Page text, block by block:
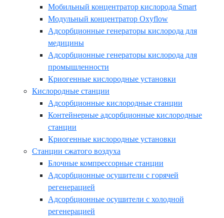
Мобильный концентратор кислорода Smart
Модульный концентратор Oxyflow
Адсорбционные генераторы кислорода для
медицины
Адсорбционные генераторы кислорода для
промышленности
Криогенные кислородные установки
Кислородные станции
Адсорбционные кислородные станции
Контейнерные адсорбционные кислородные
станции
Криогенные кислородные установки
Станции сжатого воздуха
Блочные компрессорные станции
Адсорбционные осушители с горячей
регенерацией
Адсорбционные осушители с холодной
регенерацией